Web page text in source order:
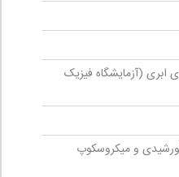
ابری (آزمایشگاه فیزیک
و میکروسکوپ